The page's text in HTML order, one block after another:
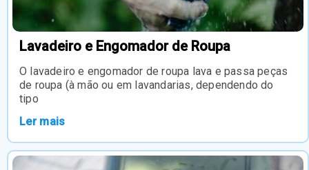
Lavadeiro e Engomador de Roupa
O lavadeiro e engomador de roupa lava e passa peças
de roupa (à mão ou em lavandarias, dependendo do
tipo
Ler mais